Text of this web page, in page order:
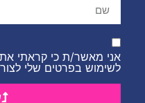
אני מאשר/ת כי קראתי את
לשימוש בפרטים שלי